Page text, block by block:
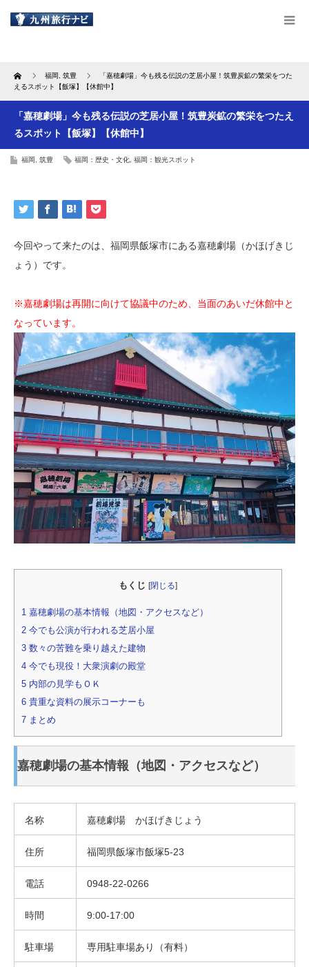
Home 福岡 筑豊
「嘉穂劇場」今も残る伝説の芝居小屋！筑豊炭鉱の繁栄をつた
えるスポット【飯塚】【休館中】
「嘉穂劇場」今も残る伝説の芝居小屋！筑豊炭鉱の繁栄をつたえ
るスポット【飯塚】【休館中】
福岡 筑豊 福岡：歴史・文化 福岡：観光スポット
今回やって来たのは、福岡県飯塚市にある嘉穂劇場（かほげきじ
ょう）です。
※嘉穂劇場は再開に向けて協議中のため、当面のあいだ休館中と
なっています。
もくじ [閉じる]
1 嘉穂劇場の基本情報（地図・アクセスなど）
2 今でも公演が行われる芝居小屋
3 数々の苦難を乗り越えた建物
4 今でも現役！大衆演劇の殿堂
5 内部の見学もＯＫ
6 貴重な資料の展示コーナーも
7 まとめ
嘉穂劇場の基本情報（地図・アクセスなど）
名称 嘉穂劇場 かほげきじょう
住所 福岡県飯塚市飯塚5-23
電話 0948-22-0266
時間 9:00-17:00
駐車場 専用駐車場あり（有料）